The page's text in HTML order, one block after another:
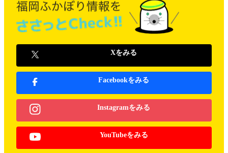
Xをみる
Facebookをみる
Instagramをみる
YouTubeをみる